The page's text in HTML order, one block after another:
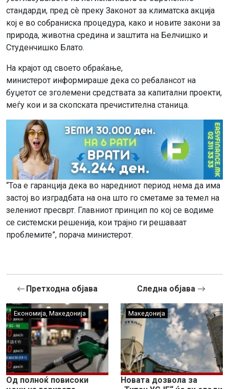
стандарди, пред сè преку Законот за климатска акција
кој е во собраниска процедура, како и новите закони за
природа, животна средина и заштита на Белчишко и
Студенчишко Блато.
На крајот од своето обраќање,
министерот информираше дека со ребалансот на
буџетот се зголемени средствата за капитални проекти,
меѓу кои и за скопската пречистителна станица.
“Тоа е гаранција дека во наредниот период нема да има
застој во изградбата на она што го сметаме за темел на
зелениот пресврт. Главниот принцип по кој се водиме
се системски решенија, кои трајно ги решаваат
проблемите”, порача министерот.
Претходна објава
Економија, Македонија
Од полноќ повисоки
Следна објава
Македонија
Новата дозвола за